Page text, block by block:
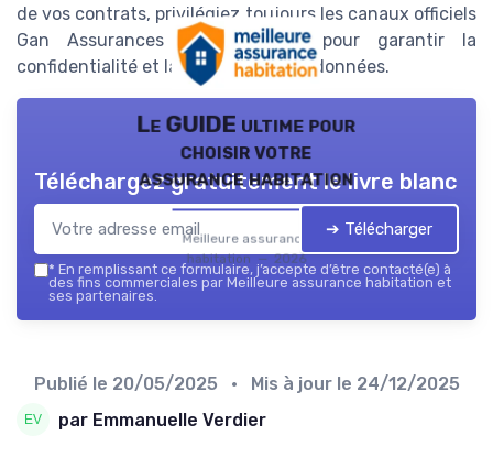
de vos contrats, privilégiez toujours les canaux officiels
Gan Assurances ou Groupama pour garantir la
confidentialité et la sécurité de vos données.
Le GUIDE ultime pour
choisir votre
assurance habitation
Meilleure assurance
habitation — 2026
Téléchargez gratuitement le livre blanc
➔ Télécharger
* En remplissant ce formulaire, j’accepte d’être contacté(e) à
des fins commerciales par Meilleure assurance habitation et
ses partenaires.
Publié le 20/05/2025 • Mis à jour le 24/12/2025
par Emmanuelle Verdier